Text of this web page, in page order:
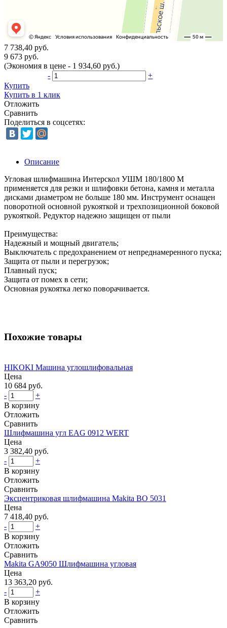
7 738,40 руб.
9 673 руб.
(Экономия в цене - 1 934,60 руб.)
-
+
Купить
Купить в 1 клик
Отложить
Сравнить
Поделиться в соцсетях:
Описание
Угловая шлифмашина Интерскол УШМ 180/1800 М
применяется для резки и шлифовки бетона, камня и металла
дисками диаметром не больше 180 мм. Инструмент оснащен
поворотной основной рукояткой и трехпозиционной боковой
рукояткой. Редуктор надежно защищен от пыли
Преимущества:
Надежный и мощный двигатель;
Выключатель с предохранением от непреднамеренного пуска;
Защита от пыли и перегрузок;
Плавный пуск;
Защита от помех в сети;
Основная рукоятка легко поворачивается.
Похожие товары
HIKOKI Машина углошлифовальная
Цена
10 684 руб.
-
+
В корзину
Отложить
Сравнить
Шлифмашина угл EAG 0912 WERT
Цена
3 382,40 руб.
-
+
В корзину
Отложить
Сравнить
Эксцентриковая шлифмашина Makita BO 5031
Цена
7 418,40 руб.
-
+
В корзину
Отложить
Сравнить
Makita GA9050 Шлифмашина угловая
Цена
13 363,20 руб.
-
+
В корзину
Отложить
Сравнить